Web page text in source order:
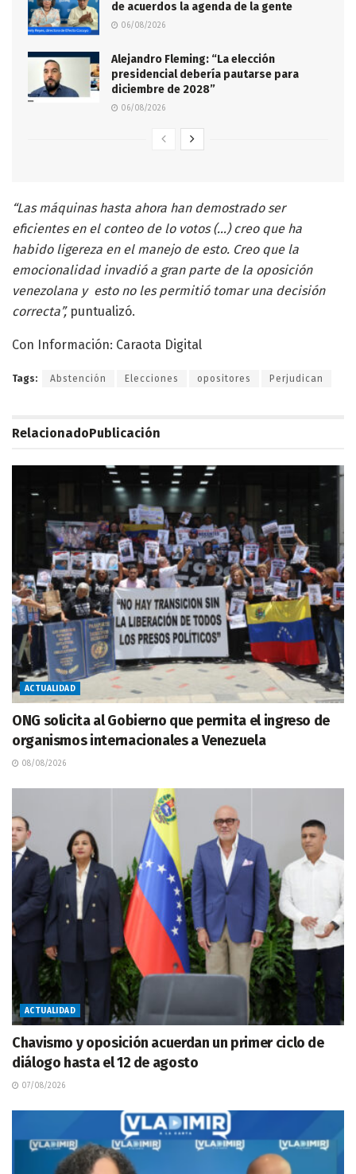
de acuerdos la agenda de la gente
06/08/2026
Alejandro Fleming: “La elección
presidencial debería pautarse para
diciembre de 2028”
06/08/2026
“Las máquinas hasta ahora han demostrado ser
eficientes en el conteo de lo votos (…) creo que ha
habido ligereza en el manejo de esto. Creo que la
emocionalidad invadió a gran parte de la oposición
venezolana y esto no les permitió tomar una decisión
correcta”,puntualizó.
Con Información: Caraota Digital
Tags: Abstención Elecciones opositores Perjudican
RelacionadoPublicación
ACTUALIDAD
ONG solicita al Gobierno que permita el ingreso de
organismos internacionales a Venezuela
08/08/2026
ACTUALIDAD
Chavismo y oposición acuerdan un primer ciclo de
diálogo hasta el 12 de agosto
07/08/2026